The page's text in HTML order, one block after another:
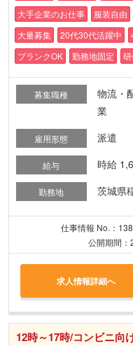
大手企業のお仕事
服装自由
大量募集
20代30代活躍中
ブランクOK
勤務地固定 研
募集職種
物流・
業
雇用形態 派遣
給与 時給
勤務地 茨城県
仕事情報 No.：
公開期間
求人情報詳細へ
12時～17時/コンビニ向